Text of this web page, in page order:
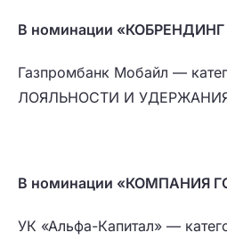
В номинации
Газпромбанк Мобайл —
ЛОЯЛЬНОСТИ И
В номинации «КОМПАНИЯ
УК «Альфа-Капитал» —